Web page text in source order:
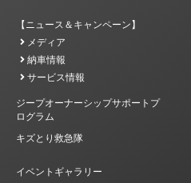
【ニュース＆キャンペーン】
メディア
納車情報
サービス情報
ジープオーナーシップサポートプ
ログラム
キズとり救急隊
イベントギャラリー